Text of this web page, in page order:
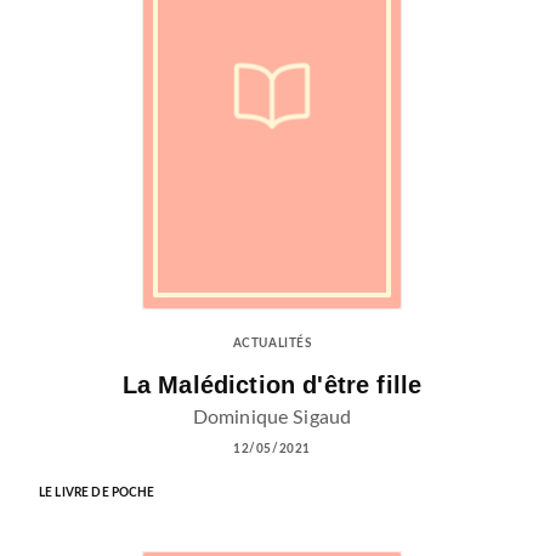
ACTUALITÉS
La Malédiction d'être fille
Dominique Sigaud
12/05/2021
LE LIVRE DE POCHE